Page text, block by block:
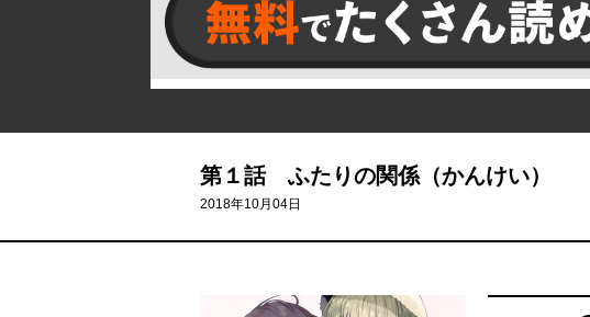
第１話 ふたりの関係（かんけい）
2018年10月04日